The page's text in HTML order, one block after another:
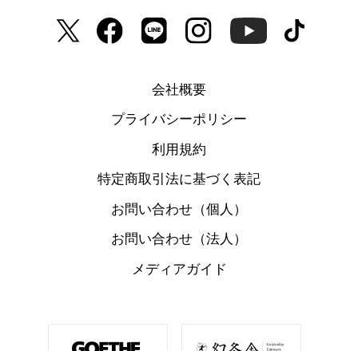
会社概要
プライバシーポリシー
利用規約
特定商取引法に基づく表記
お問い合わせ（個人）
お問い合わせ（法人）
メディアガイド